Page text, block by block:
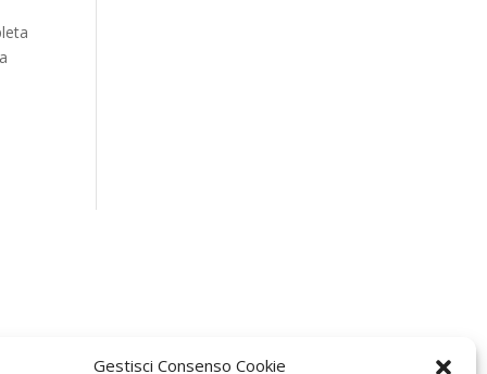
Gestisci Consenso Cookie